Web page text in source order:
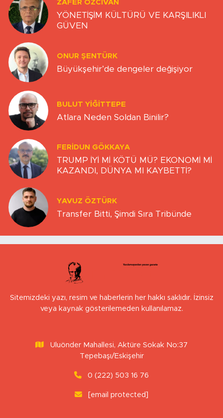
ZAFER ÖZCIVAN
YÖNETİŞİM KÜLTÜRÜ VE KARŞILIKLI
GÜVEN
ONUR ŞENTÜRK
Büyükşehir’de dengeler değişiyor
BULUT YİĞİTTEPE
Atlara Neden Soldan Binilir?
FERIDUN GÖKKAYA
TRUMP İYİ Mİ KÖTÜ MÜ? EKONOMİ Mİ
KAZANDI, DÜNYA MI KAYBETTİ?
YAVUZ ÖZTÜRK
Transfer Bitti, Şimdi Sıra Tribünde
Sitemizdeki yazı, resim ve haberlerin her hakkı saklıdır. İzinsiz
veya kaynak gösterilemeden kullanılamaz.
Uluönder Mahallesi, Aktüre Sokak No:37
Tepebaşı/Eskişehir
0 (222) 503 16 76
[email protected]